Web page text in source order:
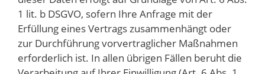
1 lit. b DSGVO, sofern Ihre Anfrage mit der
Erfüllung eines Vertrags zusammenhängt oder
zur Durchführung vorvertraglicher Maßnahmen
erforderlich ist. In allen übrigen Fällen beruht die